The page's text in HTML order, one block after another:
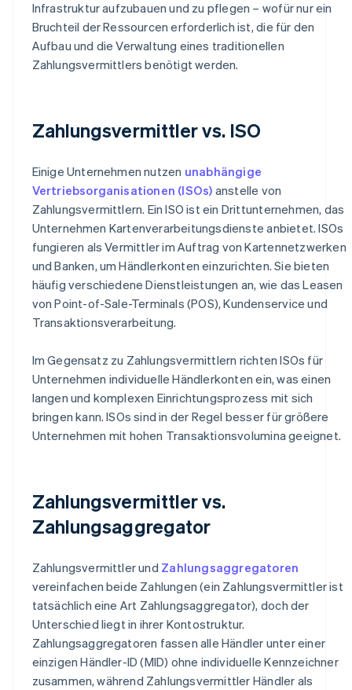
Infrastruktur aufzubauen und zu pflegen – wofür nur ein
Bruchteil der Ressourcen erforderlich ist, die für den
Aufbau und die Verwaltung eines traditionellen
Zahlungsvermittlers benötigt werden.
Zahlungsvermittler vs. ISO
Einige Unternehmen nutzen unabhängige
Vertriebsorganisationen (ISOs) anstelle von
Zahlungsvermittlern. Ein ISO ist ein Drittunternehmen, das
Unternehmen Kartenverarbeitungsdienste anbietet. ISOs
fungieren als Vermittler im Auftrag von Kartennetzwerken
und Banken, um Händlerkonten einzurichten. Sie bieten
häufig verschiedene Dienstleistungen an, wie das Leasen
von Point-of-Sale-Terminals (POS), Kundenservice und
Transaktionsverarbeitung.
Im Gegensatz zu Zahlungsvermittlern richten ISOs für
Unternehmen individuelle Händlerkonten ein, was einen
langen und komplexen Einrichtungsprozess mit sich
bringen kann. ISOs sind in der Regel besser für größere
Unternehmen mit hohen Transaktionsvolumina geeignet.
Zahlungsvermittler vs.
Zahlungsaggregator
Zahlungsvermittler und Zahlungsaggregatoren
vereinfachen beide Zahlungen (ein Zahlungsvermittler ist
tatsächlich eine Art Zahlungsaggregator), doch der
Unterschied liegt in ihrer Kontostruktur.
Zahlungsaggregatoren fassen alle Händler unter einer
einzigen Händler-ID (MID) ohne individuelle Kennzeichner
zusammen, während Zahlungsvermittler Händler als